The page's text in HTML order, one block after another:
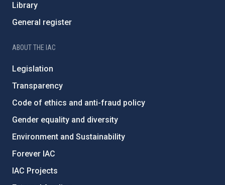
Library
General register
ABOUT THE IAC
Legislation
Transparency
Code of ethics and anti-fraud policy
Gender equality and diversity
Environment and Sustainability
Forever IAC
IAC Projects